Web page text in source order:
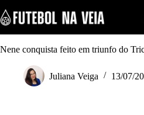
k
i
p
tNene conquista feito em triunfo do
Juliana Veiga 13/07/